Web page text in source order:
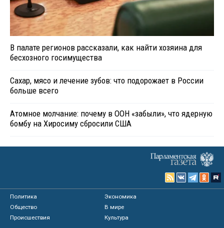
В палате регионов рассказали, как найти хозяина для
бесхозного госимущества
Сахар, мясо и лечение зубов: что подорожает в России
больше всего
Атомное молчание: почему в ООН «забыли», что ядерную
бомбу на Хиросиму сбросили США
Политика
Экономика
Общество
В мире
Происшествия
Культура